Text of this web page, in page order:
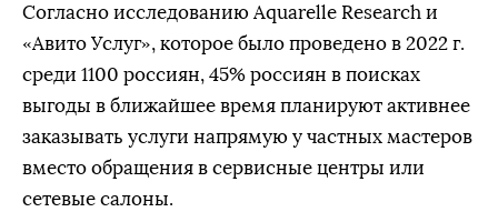
Согласно исследованию Aquarelle Research и
«Авито Услуг», которое было проведено в 2022 г.
среди 1100 россиян, 45% россиян в поисках
выгоды в ближайшее время планируют активнее
заказывать услуги напрямую у частных мастеров
вместо обращения в сервисные центры или
сетевые салоны.